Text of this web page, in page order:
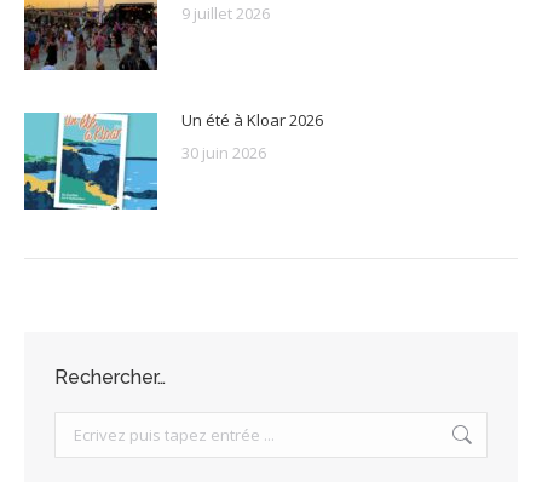
9 juillet 2026
Un été à Kloar 2026
30 juin 2026
Rechercher…
Search: